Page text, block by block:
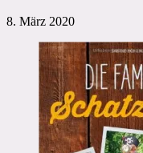
8. März 2020